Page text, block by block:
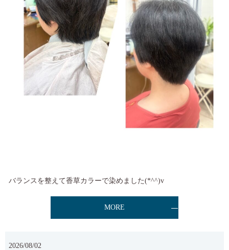
バランスを整えて香草カラーで染めました(*^^)v
MORE
2026/08/02